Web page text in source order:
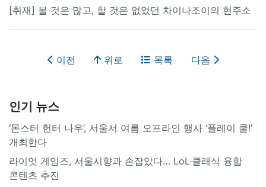
[취재] 볼 것은 많고, 할 것은 없었던 차이나조이의 현주소
이전 위로 목록 다음
인기 뉴스
‘몬스터 헌터 나우’, 서울서 여름 오프라인 행사 ‘플레이 쿨!’
개최한다
라이엇 게임즈, 서울시향과 손잡았다… LoL·클래식 융합
콘텐츠 추진